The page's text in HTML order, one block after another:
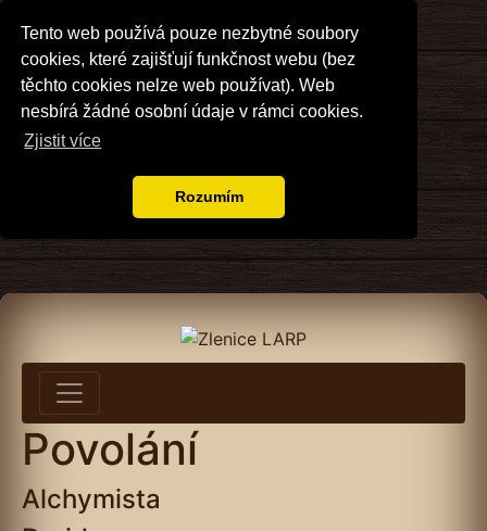
Tento web používá pouze nezbytné soubory
cookies, které zajišťují funkčnost webu (bez
těchto cookies nelze web používat). Web
nesbírá žádné osobní údaje v rámci cookies.
Zjistit více
Rozumím
Povolání
Alchymista